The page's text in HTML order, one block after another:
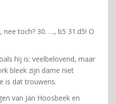
nee toch? 30. …, b5 31.d5! O
hij is: veelbelovend, maar
bleek zijn dame niet
is dat trouwens.
van Jan Hoosbeek en